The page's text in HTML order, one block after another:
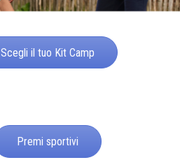
Scegli il tuo Kit Camp
Premi sportivi